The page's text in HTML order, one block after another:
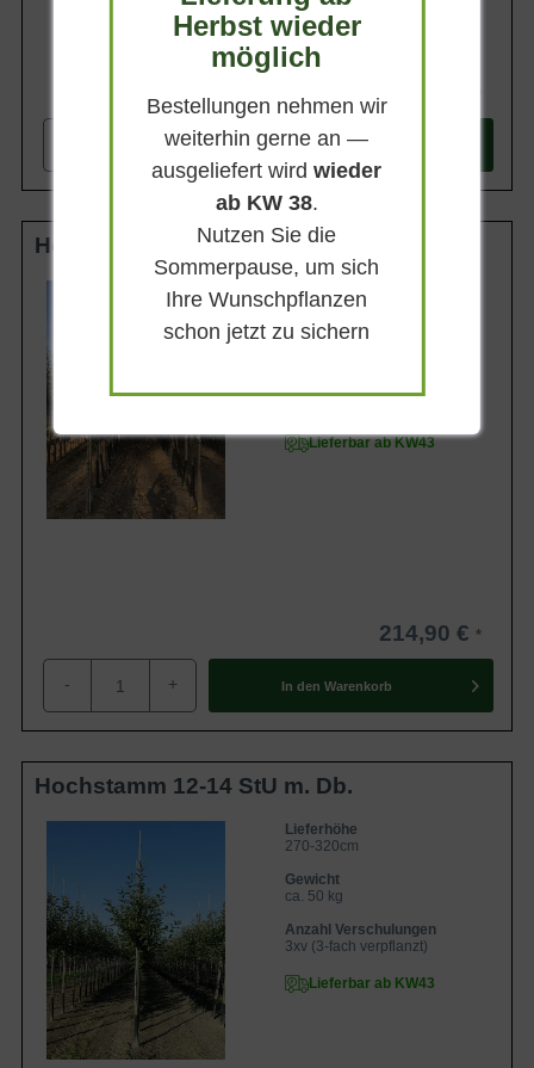
+ In den Warenkorb
Hochstamm 10-12 StU m. Db.
Lieferhöhe
250-300cm
Gewicht
Anzahl Verschulungen
Lieferbar ab KW43
214,90 €
- + In den Warenkorb
Hochstamm 12-14 StU m. Db.
Lieferhöhe
270-320cm
Gewicht
ca. 50 kg
Anzahl Verschulungen
3xv (3-fach verpflanzt)
Lieferbar ab KW43
Herbst wieder
möglich
Bestellungen nehmen wir
weiterhin gerne an —
ausgeliefert wirdwieder
ab KW 38.
Nutzen Sie die
Sommerpause, um sich
Ihre Wunschpflanzen
schon jetzt zu sichern